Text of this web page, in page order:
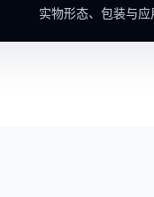
实物形态、包装与应